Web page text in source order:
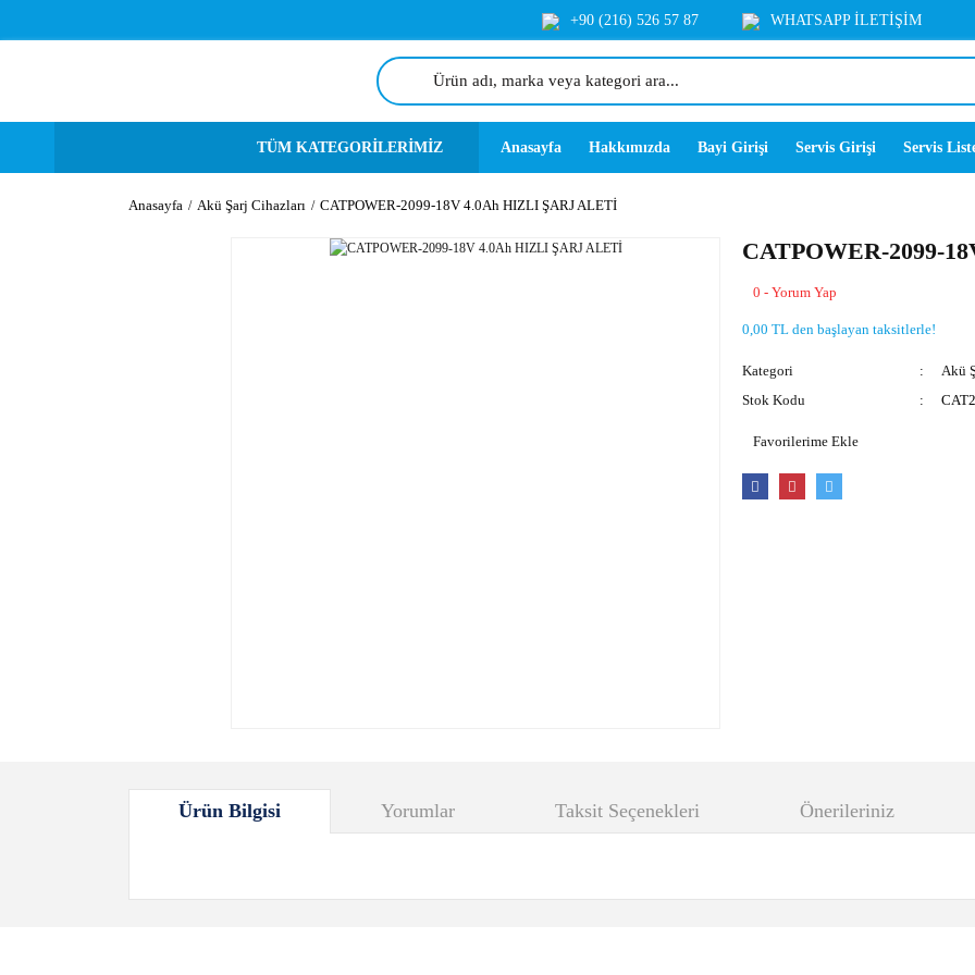
+90 (216) 526 57 87 WHATSAPP İLETİŞİM
TÜM KATEGORİLERİMİZ Anasayfa Hakkımızda Bayi Girişi Servis Girişi Servis
Anasayfa Akü Şarj Cihazları CATPOWER-2099-18V 4.0Ah HIZLI ŞARJ ALETİ
CATPOWER-2099-
0 - Yorum Yap
0,00 TL den başlayan taksitlerle!
Kategori
Akü
Stok Kodu
Ürün Bilgisi Yorumlar Taksit Seçenekleri Önerileriniz